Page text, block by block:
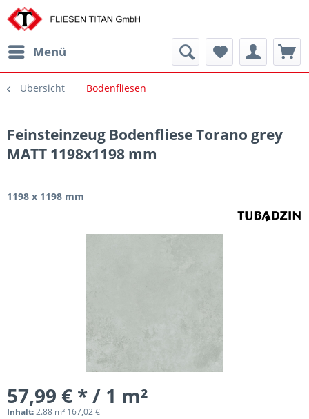
Menü
Übersicht Bodenfliesen
Feinsteinzeug Bodenfliese Torano grey
MATT 1198x1198 mm
1198 x 1198 mm
57,99 € * / 1 m²
Inhalt:2.88 m² 167,02 €